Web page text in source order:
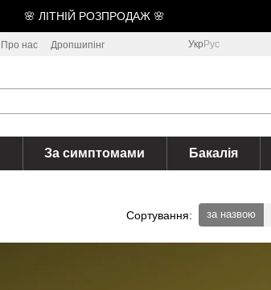
🌸 ЛІТНІЙ РОЗПРОДАЖ 🌸
Про нас Дропшипінг Укр Рус
За симптомами Бакалія
Сортування: за назвою